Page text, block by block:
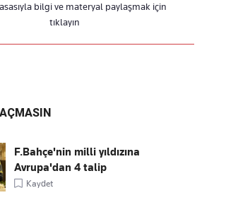
bilgi ve materyal paylaşmak için
tıklayın
F.Bahçe'nin milli yıldızına
Avrupa'dan 4 talip
Kaydet